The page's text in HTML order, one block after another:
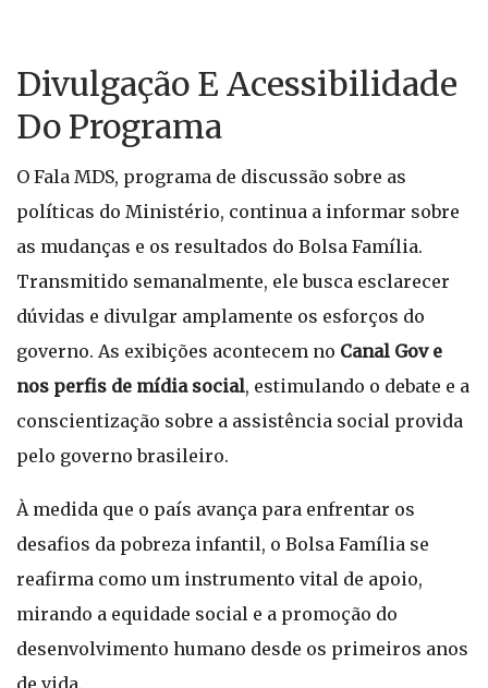
Divulgação E Acessibilidade
Do Programa
O Fala MDS, programa de discussão sobre as
políticas do Ministério, continua a informar sobre
as mudanças e os resultados do Bolsa Família.
Transmitido semanalmente, ele busca esclarecer
dúvidas e divulgar amplamente os esforços do
governo. As exibições acontecem no Canal Gov e
nos perfis de mídia social, estimulando o debate e a
conscientização sobre a assistência social provida
pelo governo brasileiro.
À medida que o país avança para enfrentar os
desafios da pobreza infantil, o Bolsa Família se
reafirma como um instrumento vital de apoio,
mirando a equidade social e a promoção do
desenvolvimento humano desde os primeiros anos
de vida.